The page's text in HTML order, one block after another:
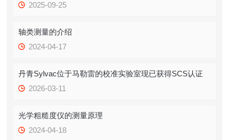
2025-09-25
轴类测量的介绍
2024-04-17
丹青Sylvac位于马勒雷的校准实验室现已获得SCS认证
2026-03-11
光学粗糙度仪的测量原理
2024-04-18